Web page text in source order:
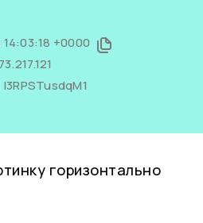
+0000
I3RPSTusdqM1
горизонтально